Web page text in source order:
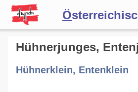
Ö
Wörterbuch
Forum
Hühnerjunges,
Hühnerklein, Entenklein